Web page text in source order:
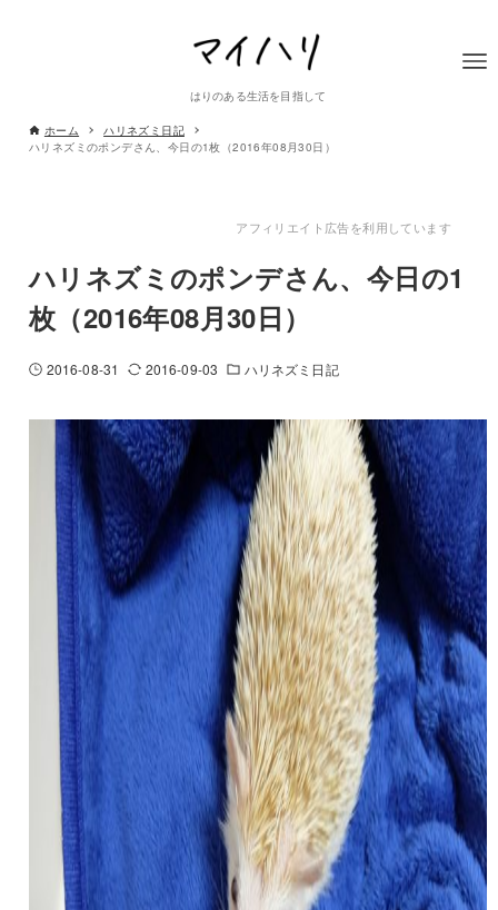
はりのある生活を目指して
ホーム
ハリネズミ日記
ハリネズミのポンデさん、今日の1枚（2016年08月30日）
アフィリエイト広告を利用しています
ハリネズミのポンデさん、今日の1
枚（2016年08月30日）
2016-08-31 2016-09-03 ハリネズミ日記